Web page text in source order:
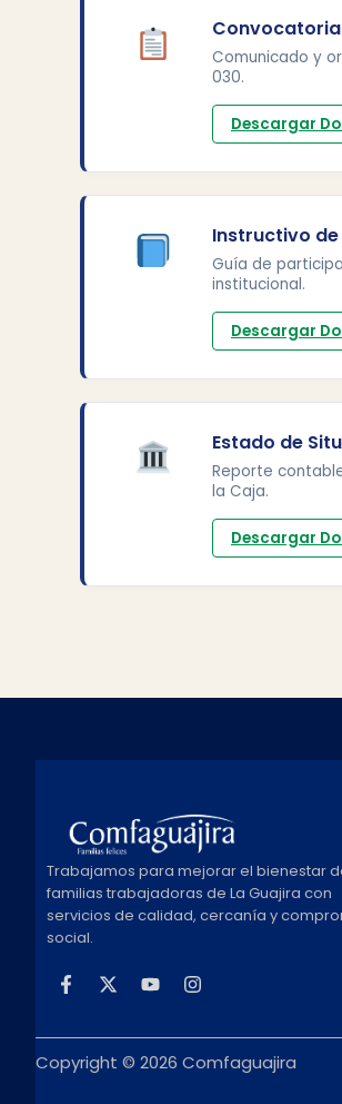
Comunicado y
030.
Descargar
Instructivo
Guía de
institucional.
Descargar
Estado de
Reporte
la Caja.
Descargar
Trabajamos para mejorar el bienestar
familias trabajadoras de La Guajira con
servicios de calidad, cercanía y
social.
Copyright © 2026 Comfaguajira